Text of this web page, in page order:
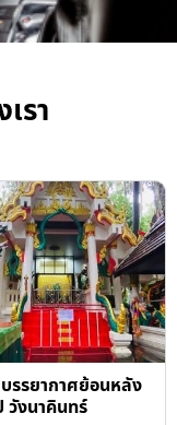
รา
รรยากาศย้อนหลัง
วังนาคินทร์